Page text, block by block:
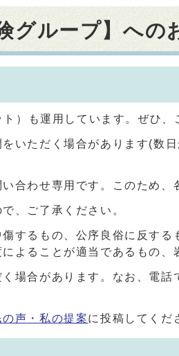
グループ】への
）も運用しています。ぜひ、
いただく場合があります(数
合わせ専用です。このため、
、ご了承ください。
するもの、公序良俗に反す
よることが適当であるもの、
場合があります。なお、電
の声・私の提案に投稿してくだ